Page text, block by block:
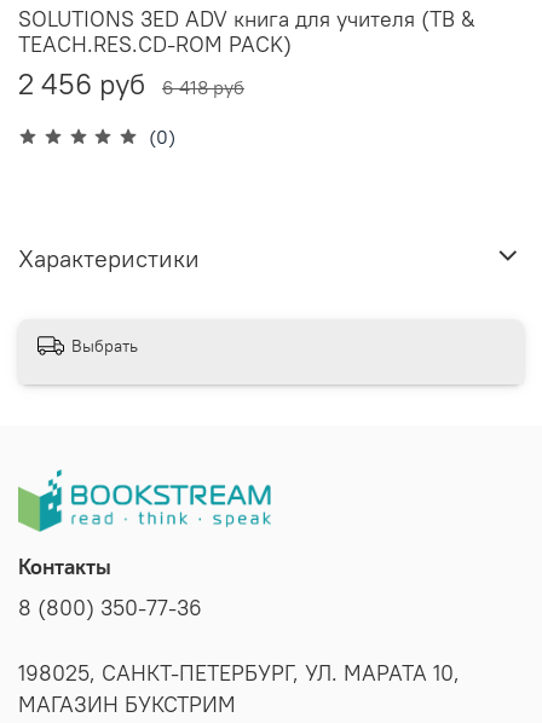
(0)
SOLUTIONS 3ED ADV книга для учителя (TB &
TEACH.RES.CD-ROM PACK)
2 456 руб 6 418 руб
Характеристики
Выбрать
Контакты
8 (800) 350-77-36
198025, САНКТ-ПЕТЕРБУРГ, УЛ. МАРАТА 10,
МАГАЗИН БУКСТРИМ